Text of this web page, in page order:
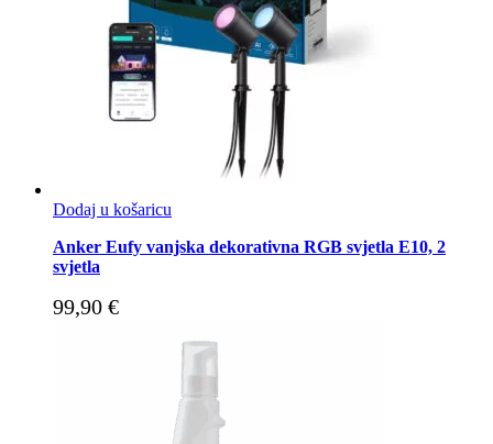
Dodaj u košaricu
Anker Eufy vanjska dekorativna RGB svjetla E10, 2
svjetla
99,90 €